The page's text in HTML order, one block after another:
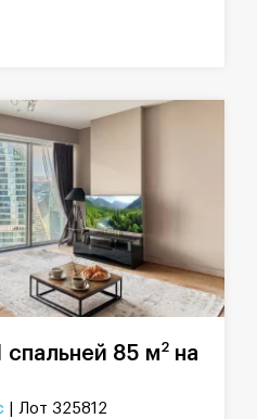
спальней 85 м2 на
| Лот 325812